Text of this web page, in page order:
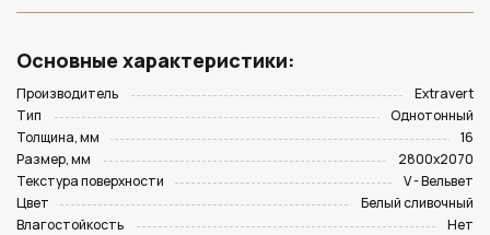
Основные характеристики:
Производитель
Extravert
Тип
Однотонный
Толщина, мм
16
Размер, мм
2800х2070
Текстура поверхности
V - Вельвет
Цвет
Белый сливочный
Влагостойкость
Нет